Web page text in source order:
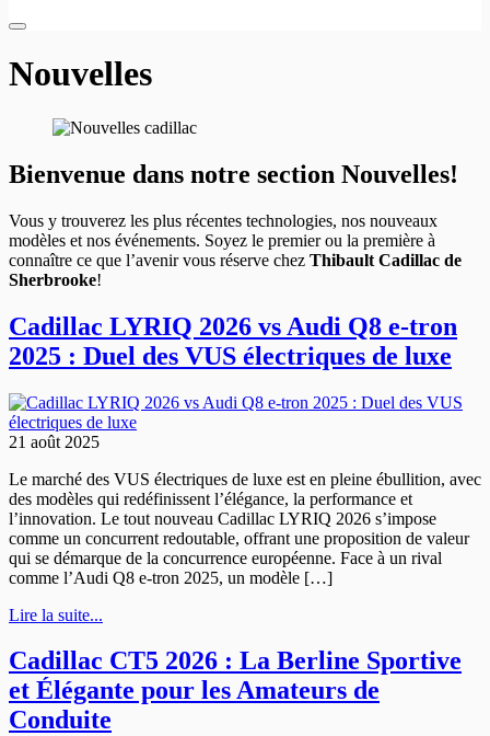
Nouvelles
Bienvenue dans notre section Nouvelles!
Vous y trouverez les plus récentes technologies, nos nouveaux
modèles et nos événements. Soyez le premier ou la première à
connaître ce que l’avenir vous réserve chez Thibault Cadillac de
Sherbrooke!
Cadillac LYRIQ 2026 vs Audi Q8 e-tron
2025 : Duel des VUS électriques de luxe
21 août 2025
Le marché des VUS électriques de luxe est en pleine ébullition, avec
des modèles qui redéfinissent l’élégance, la performance et
l’innovation. Le tout nouveau Cadillac LYRIQ 2026 s’impose
comme un concurrent redoutable, offrant une proposition de valeur
qui se démarque de la concurrence européenne. Face à un rival
comme l’Audi Q8 e-tron 2025, un modèle […]
Lire la suite...
Cadillac CT5 2026 : La Berline Sportive
et Élégante pour les Amateurs de
Conduite